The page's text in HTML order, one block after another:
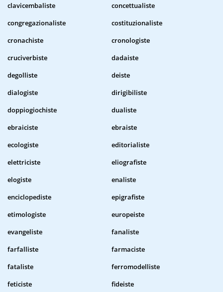
clavicembaliste
concettualiste
congregazionaliste
costituzionaliste
cronachiste
cronologiste
cruciverbiste
dadaiste
degolliste
deiste
dialogiste
dirigibiliste
doppiogiochiste
dualiste
ebraiciste
ebraiste
ecologiste
editorialiste
elettriciste
eliografiste
elogiste
enaliste
enciclopediste
epigrafiste
etimologiste
europeiste
evangeliste
fanaliste
farfalliste
farmaciste
fataliste
ferromodelliste
feticiste
fideiste